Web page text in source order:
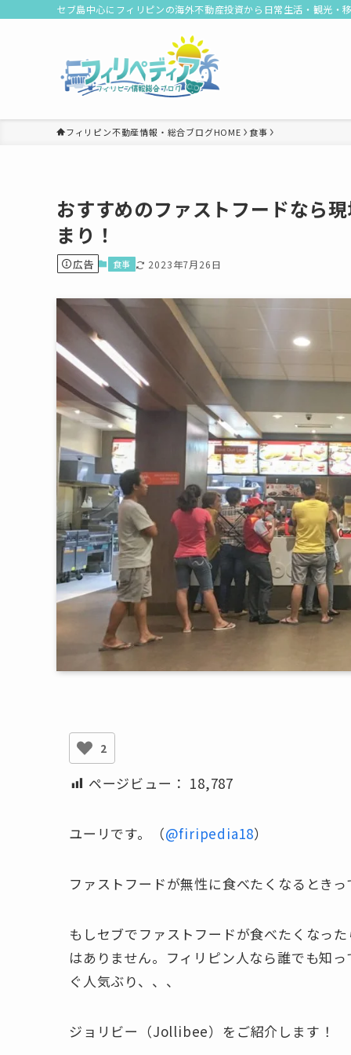
セブ島中心にフィリピンの海外不動産投資から日常生活・観光・
フィリピン不動産情報・総合ブログHOME 食事
おすすめのファストフードなら
まり！
広告 食事 2023年7月26日
2
ページビュー： 18,787
ユーリです。（@firipedia18）
ファストフードが無性に食べたくなるとき
もしセブでファストフードが食べたくなっ
はありません。フィリピン人なら誰でも知
ぐ人気ぶり、、、
ジョリビー（Jollibee） をご紹介します！